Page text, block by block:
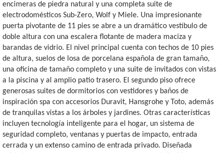
encimeras de piedra natural y una completa suite de
electrodomésticos Sub-Zero, Wolf y Miele. Una impresionante
puerta pivotante de 11 pies se abre a un dramático vestíbulo de
doble altura con una escalera flotante de madera maciza y
barandas de vidrio. El nivel principal cuenta con techos de 10 pies
de altura, suelos de losa de porcelana española de gran tamaño,
una oficina de tamaño completo y una suite de invitados con vistas
a la piscina y al amplio patio trasero. El segundo piso ofrece
generosas suites de dormitorios con vestidores y baños de
inspiración spa con accesorios Duravit, Hansgrohe y Toto, además
de tranquilas vistas a los árboles y jardines. Otras características
incluyen tecnología inteligente para el hogar, un sistema de
seguridad completo, ventanas y puertas de impacto, entrada
cerrada y un extenso camino de entrada privado. Diseñada